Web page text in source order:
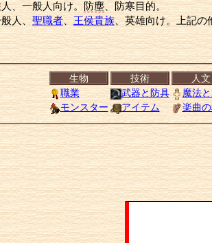
、一般人向け。防塵、防寒目的。
人、聖職者、王侯貴族、英雄向け。上記の